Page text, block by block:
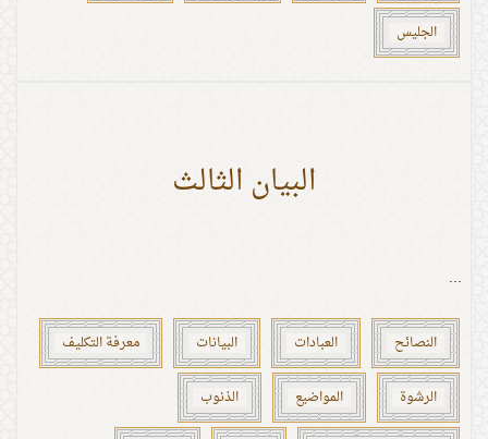
الجليس
البيان الثالث
...
النصائح العبادات البيانات معرفة التكليف
الرشوة المواضيع الذنوب